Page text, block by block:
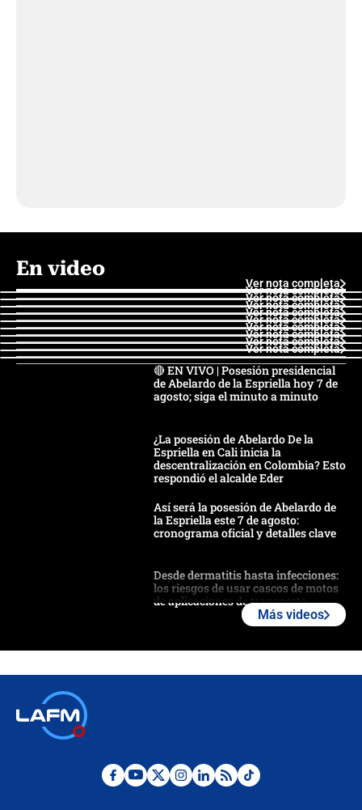
En video
Ver nota completa
Ver nota completa
Ver nota completa
Ver nota completa
Ver nota completa
Ver nota completa
Ver nota completa
Ver nota completa
Ver nota completa
Ver nota completa
🔴 EN VIVO | Posesión presidencial
de Abelardo de la Espriella hoy 7 de
agosto; siga el minuto a minuto
¿La posesión de Abelardo De la
Espriella en Cali inicia la
descentralización en Colombia? Esto
respondió el alcalde Eder
Así será la posesión de Abelardo de
la Espriella este 7 de agosto:
cronograma oficial y detalles clave
Desde dermatitis hasta infecciones:
los riesgos de usar cascos de motos
de aplicaciones de transporte
Posesión de Abelardo De La Espriella
Más videos